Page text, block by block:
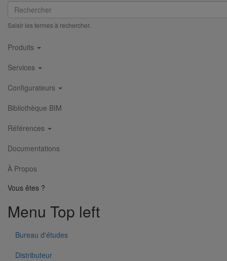
Rechercher
Saisir les termes à rechercher.
Main
navigation
Produits
Services
Configurateurs
Bibliothèque BIM
Références
Documentations
À Propos
Vous êtes ?
Menu Top left
Bureau d'études
Distributeur